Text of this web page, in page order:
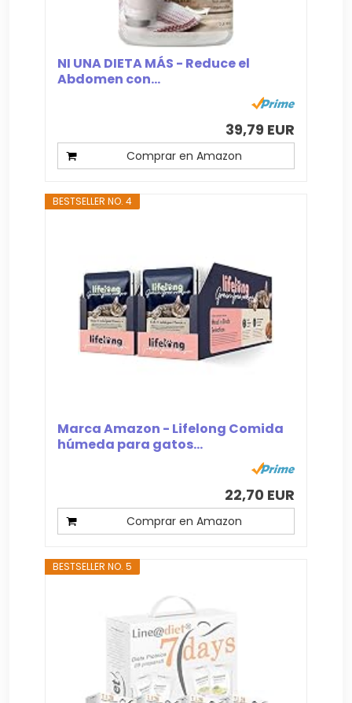
NI UNA DIETA MÁS - Reduce el
Abdomen con...
39,79 EUR
Comprar en Amazon
BESTSELLER NO. 4
Marca Amazon - Lifelong Comida
húmeda para gatos...
22,70 EUR
Comprar en Amazon
BESTSELLER NO. 5